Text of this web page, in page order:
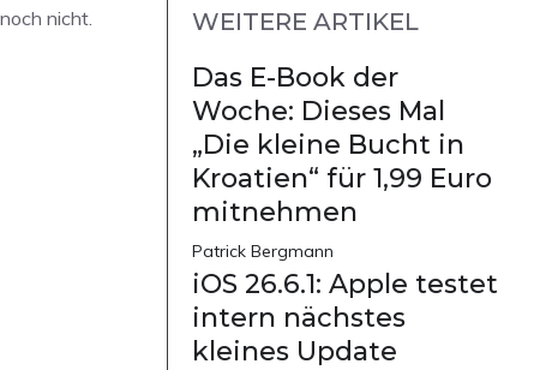
nicht.
WEITERE ARTIKEL
Das E-Book der
Woche: Dieses Mal
„Die kleine Bucht in
Kroatien“ für 1,99 Euro
mitnehmen
Patrick Bergmann
iOS 26.6.1: Apple testet
intern nächstes
kleines Update